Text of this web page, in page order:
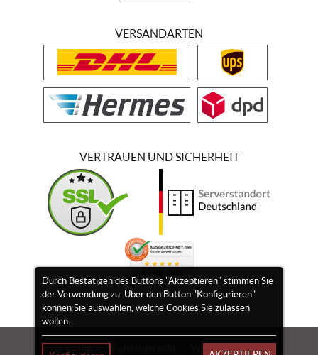
Durch Bestätigen des Buttons "Akzeptieren" stimmen Sie
der Verwendung zu. Über den Button "Konfigurieren"
können Sie auswählen, welche Cookies Sie zulassen
wollen.
VERSANDARTEN
VERTRAUEN UND SICHERHEIT
Impressum Widerrufsrecht Vertrag widerrufen